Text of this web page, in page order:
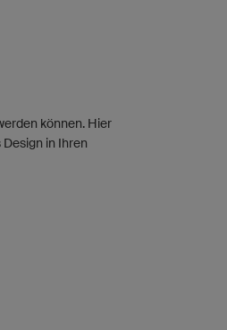
können. Hier
in Ihren